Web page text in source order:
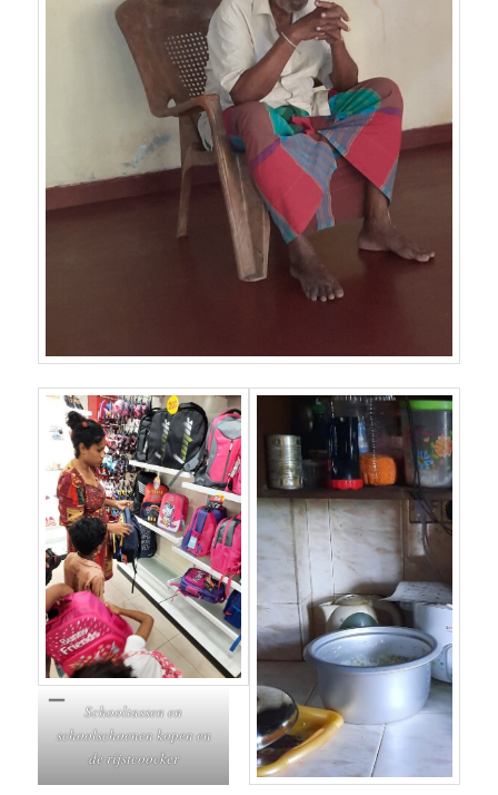
Schooltassen en
schoolschoenen kopen en
de rijstcoocker